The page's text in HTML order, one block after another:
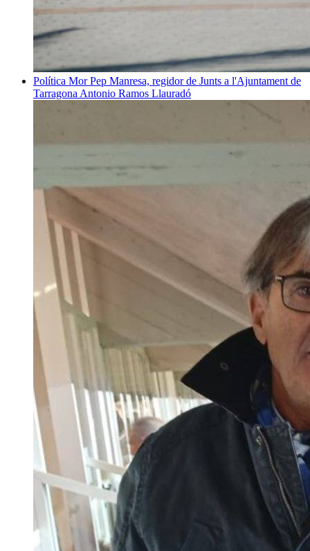
Política Mor Pep Manresa, regidor de Junts a l'Ajuntament de
Tarragona Antonio Ramos Llauradó